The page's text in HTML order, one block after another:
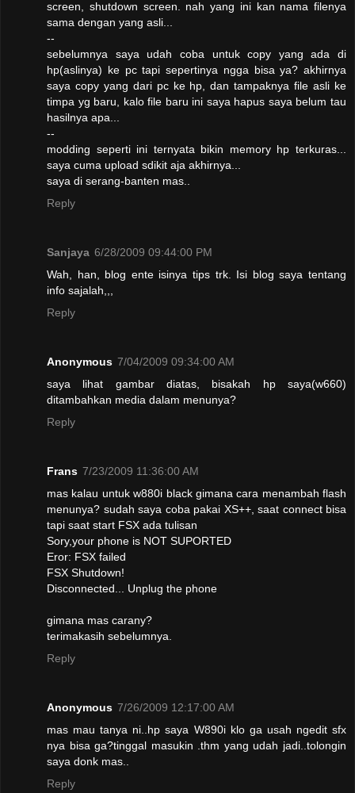
screen, shutdown screen. nah yang ini kan nama filenya
sama dengan yang asli...
--
sebelumnya saya udah coba untuk copy yang ada di
hp(aslinya) ke pc tapi sepertinya ngga bisa ya? akhirnya
saya copy yang dari pc ke hp, dan tampaknya file asli ke
timpa yg baru, kalo file baru ini saya hapus saya belum tau
hasilnya apa...
--
modding seperti ini ternyata bikin memory hp terkuras...
saya cuma upload sdikit aja akhirnya...
saya di serang-banten mas..
Reply
Sanjaya 6/28/2009 09:44:00 PM
Wah, han, blog ente isinya tips trk. Isi blog saya tentang
info sajalah,,,
Reply
Anonymous 7/04/2009 09:34:00 AM
saya lihat gambar diatas, bisakah hp saya(w660)
ditambahkan media dalam menunya?
Reply
Frans 7/23/2009 11:36:00 AM
mas kalau untuk w880i black gimana cara menambah flash
menunya? sudah saya coba pakai XS++, saat connect bisa
tapi saat start FSX ada tulisan
Sory,your phone is NOT SUPORTED
Eror: FSX failed
FSX Shutdown!
Disconnected... Unplug the phone
gimana mas carany?
terimakasih sebelumnya.
Reply
Anonymous 7/26/2009 12:17:00 AM
mas mau tanya ni..hp saya W890i klo ga usah ngedit sfx
nya bisa ga?tinggal masukin .thm yang udah jadi..tolongin
saya donk mas..
Reply